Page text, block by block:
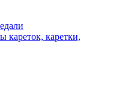
кареток, каретки,